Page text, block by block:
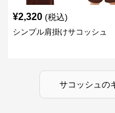
¥2,320 (税込)
シンプル肩掛けサコッシュ
サコッシュ の